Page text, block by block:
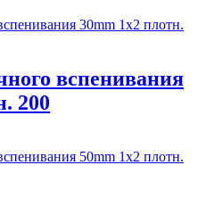
вспенивания
200